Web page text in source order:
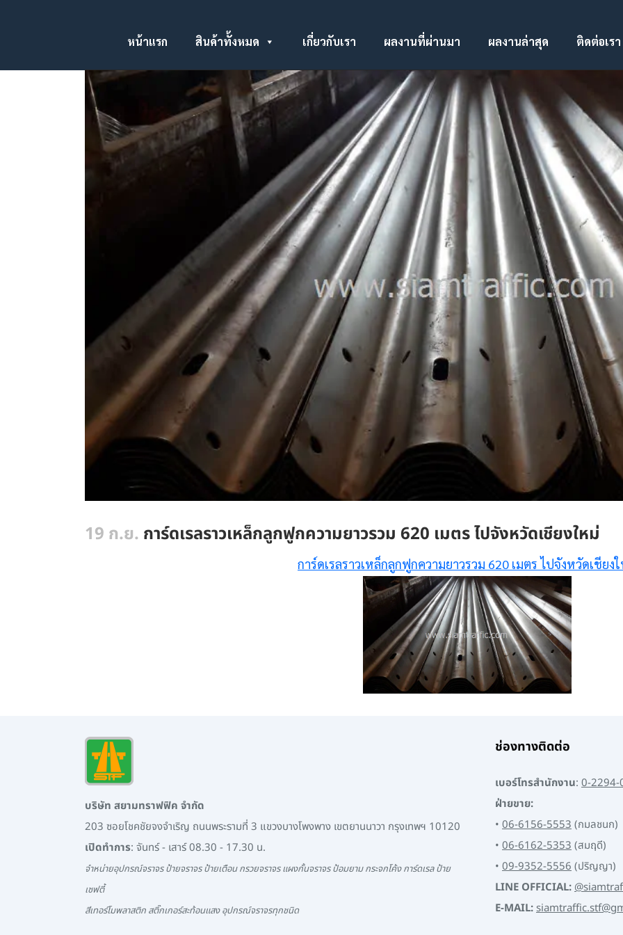
หน้าแรก สินค้าทั้งหมด เกี่ยวกับเรา ผลงานที่ผ่านมา ผลงานล่าสุด ติดต่อเรา
19 ก.ย. การ์ดเรลราวเหล็กลูกฟูกความยาวรวม 620 เมตร ไปจังหวัดเชียงใหม่
การ์ดเรลราวเหล็กลูกฟูกความยาวรวม 620 เมตร ไปจังหวัดเชียง
บริษัท สยามทราฟฟิค จำกัด
203 ซอยโชคชัยจงจำเริญ ถนนพระรามที่ 3 แขวงบางโพงพาง เขตยานนาวา กรุงเทพฯ 10120
เปิดทำการ: จันทร์ - เสาร์ 08.30 - 17.30 น.
จำหน่ายอุปกรณ์จราจร ป้ายจราจร ป้ายเตือน กรวยจราจร แผงกั้นจราจร ป้อมยาม กระจกโค้ง การ์ดเรล ป้าย
เซฟตี้
สีเทอร์โมพลาสติก สติ๊กเกอร์สะท้อนแสง อุปกรณ์จราจรทุกชนิด
ช่องทางติดต่อ
เบอร์โทรสำนักงาน: 0-
ฝ่ายขาย:
• 06-6156-5553(กมลชนก)
• 06-6162-5353(สมฤดี)
• 09-9352-5556(ปริญญา)
LINE OFFICIAL:
E-MAIL: